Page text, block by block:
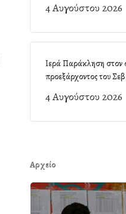
4 Αυγούστου 2026
Ιερά Παράκληση στον
προεξάρχοντος του
4 Αυγούστου 2026
Αρχείο